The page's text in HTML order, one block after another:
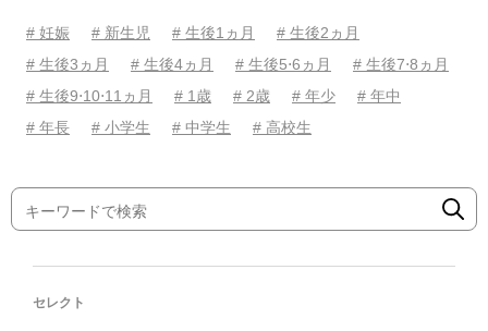
# 妊娠 # 新生児 # 生後1ヵ月
# 生後2ヵ月
# 生後3ヵ月
# 生後4ヵ月 # 生後5⋅6ヵ月
# 生後7⋅8ヵ月
# 生後9⋅10⋅11ヵ月
# 1歳 # 2歳 # 年少
# 年中
# 年長
# 小学生 # 中学生 # 高校生
セレクト